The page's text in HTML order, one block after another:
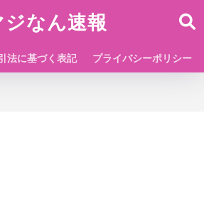
ジなん速報
法に基づく表記 プライバシーポリシー